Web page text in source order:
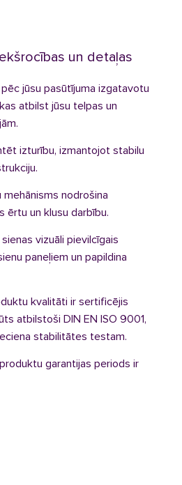
un detaļas
jūsu pasūtījuma izgatavotu
atbilst jūsu telpas un
izturību, izmantojot stabilu
nodrošina
ērtu un klusu darbību.
vizuāli pievilcīgais
paneļiem un papildina
kvalitāti ir sertificējis
atbilstoši DIN EN ISO 9001,
stabilitātes testam.
garantijas periods ir